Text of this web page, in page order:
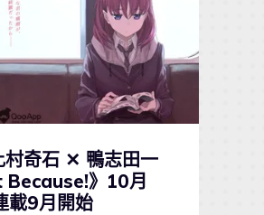
村奇石 ✕ 鴨志田一
Because!》10月
載9月開始